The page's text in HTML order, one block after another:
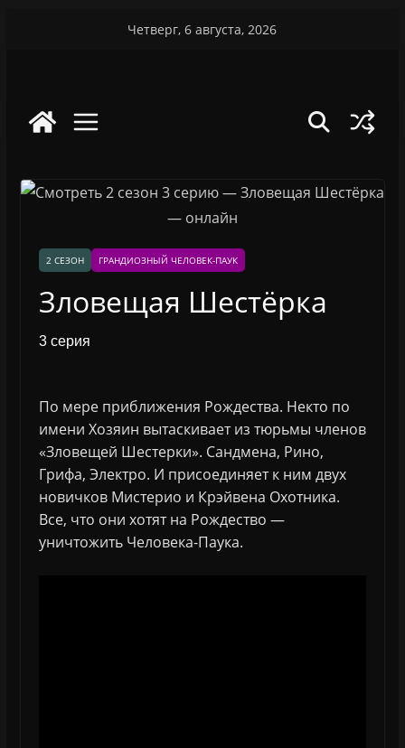
Четверг, 6 августа, 2026
2 СЕЗОН ГРАНДИОЗНЫЙ ЧЕЛОВЕК-ПАУК
Зловещая Шестёрка
3 серия
По мере приближения Рождества. Некто по
имени Хозяин вытаскивает из тюрьмы членов
«Зловещей Шестерки». Сандмена, Рино,
Грифа, Электро. И присоединяет к ним двух
новичков Мистерио и Крэйвена Охотника.
Все, что они хотят на Рождество —
уничтожить Человека-Паука.